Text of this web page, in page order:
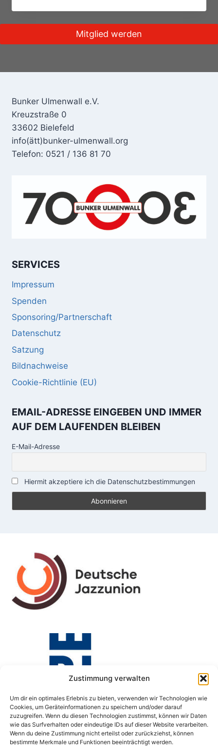
Zustimmung verwalten
Um dir ein optimales Erlebnis zu bieten, verwenden wir Technologien wie
Cookies, um Geräteinformationen zu speichern und/oder darauf
zuzugreifen. Wenn du diesen Technologien zustimmst, können wir Daten
wie das Surfverhalten oder eindeutige IDs auf dieser Website verarbeiten.
Wenn du deine Zustimmung nicht erteilst oder zurückziehst, können
bestimmte Merkmale und Funktionen beeinträchtigt werden.
Mitglied werden
Bunker Ulmenwall e.V.
Kreuzstraße 0
33602 Bielefeld
info(ätt)bunker-ulmenwall.org
Telefon: 0521 / 136 81 70
SERVICES
Impressum
Spenden
Sponsoring/Partnerschaft
Datenschutz
Satzung
Bildnachweise
Cookie-Richtlinie (EU)
EMAIL-ADRESSE EINGEBEN UND IMMER
AUF DEM LAUFENDEN BLEIBEN
E-Mail-Adresse
Hiermit akzeptiere ich die Datenschutzbestimmungen